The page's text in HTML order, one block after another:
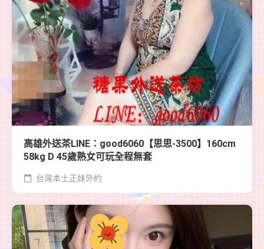
高雄外送茶LINE：good6060【思思-3500】160cm
58kg D 45歲熟女可玩全程無套
台灣本土正妹外約